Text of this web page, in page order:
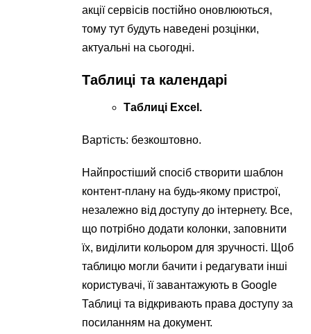
акції сервісів постійно оновлюються,
тому тут будуть наведені розцінки,
актуальні на сьогодні.
Таблиці та календарі
Таблиці Exсel.
Вартість: безкоштовно.
Найпростіший спосіб створити шаблон
контент-плану на будь-якому пристрої,
незалежно від доступу до інтернету. Все,
що потрібно додати колонки, заповнити
їх, виділити кольором для зручності. Щоб
таблицю могли бачити і редагувати інші
користувачі, її завантажують в Google
Таблиці та відкривають права доступу за
посиланням на документ.